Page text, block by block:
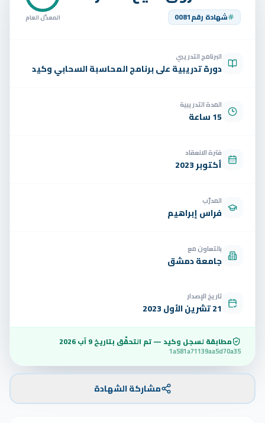
الوظائف
شهادة رقم0081 المعدّل العام
البرنامج التدريبي
دورة تدريبية على برنامج المحاسبة السحابي وكيد
المدة التدريبية
15 ساعة
فترة الانعقاد
أكتوبر 2023
المدرّب
فراس إبراهيم
بالتعاون مع
جامعة دمشق
تاريخ الإصدار
21 تشرين الأول 2023
مطابقة لسجل وكيد — تم التحقّق بتاريخ9 آب 2026
1a581a71139aa5d70a35
مشاركة الشهادة